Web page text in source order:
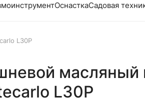
ОснасткаСадовая
L30P
масляный
L30P